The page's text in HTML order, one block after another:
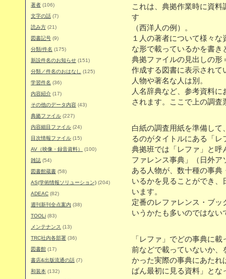
著者 (106)
文字の話 (7)
読み方 (21)
図書記号 (9)
分類/件名 (175)
新設件名のお知らせ (151)
分類／件名のおはなし
(125)
学習件名 (36)
内容紹介 (17)
その他のデータ内容 (43)
典拠ファイル (227)
内容細目ファイル (24)
目次情報ファイル (15)
AV（映像・録音資料）
(100)
雑誌 (54)
図書館蔵書 (58)
AS(学術情報ソリューション) (204)
ADEAC (82)
週刊新刊全点案内 (38)
TOOLi (83)
メンテナンス (13)
TRC社内各部署 (36)
図書館 (17)
書店&出版流通の話 (7)
和装本 (132)
これは、典拠作業時に資
す
（西洋人の例）。
１人の著者について様々
な形で載っているかを書き
典拠ファイルの見出しの形
作成する図書に表示されて
人物や著名な人は別。
人名辞典など、参考資料
されます。ここで上の調査
白紙の調査用紙を準備し
るのがタイトルにある「レ
典拠班では「レファ」と呼
ファレンス事典」（日外ア
ある人物が、数十種の事
いるかを見ることができ
います。
定番のレファレンス・ブ
いうかたも多いのではない
「レファ」でどの事典に
前などで載っていないか、
かった実際の事典にあたれ
ばん最初に見る資料」とな